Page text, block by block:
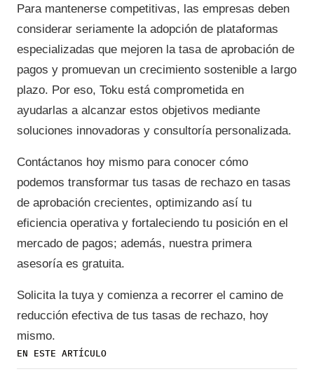
EN ESTE ARTÍCULO
Para mantenerse competitivas, las empresas deben
considerar seriamente la adopción de plataformas
especializadas que mejoren la tasa de aprobación de
pagos y promuevan un crecimiento sostenible a largo
plazo. Por eso, Toku está comprometida en
ayudarlas a alcanzar estos objetivos mediante
soluciones innovadoras y consultoría personalizada.
Contáctanos hoy mismo para conocer cómo
podemos transformar tus tasas de rechazo en tasas
de aprobación crecientes, optimizando así tu
eficiencia operativa y fortaleciendo tu posición en el
mercado de pagos; además, nuestra primera
asesoría es gratuita.
Solicita la tuya y comienza a recorrer el camino de
reducción efectiva de tus tasas de rechazo, hoy
mismo.